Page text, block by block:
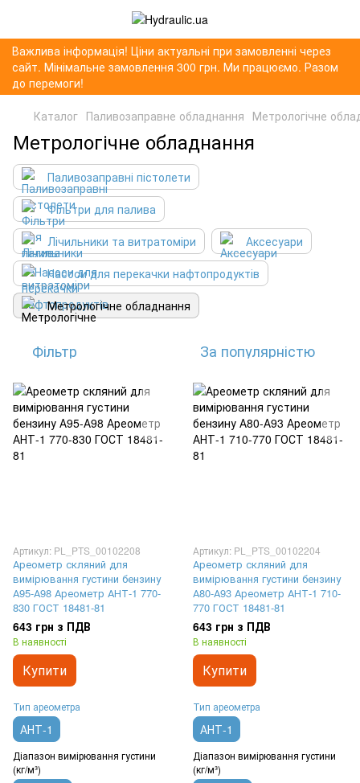
Важлива інформація! Ціни актуальні при замовленні через
сайт. Мінімальне замовлення 300 грн. Ми працюємо. Разом
до перемоги!
Каталог Паливозаправне обладнання Метрологічне
Метрологічне обладнання
Паливозаправні пістолети
Фільтри для палива
Лічильники та витратоміри
Аксесуари
Насоси для перекачки нафтопродуктів
Метрологічне обладнання
Фільтр За популярністю
Артикул: PL_PTS_00102208
Ареометр скляний для
вимірювання густини бензину
А95-А98 Ареометр АНТ-1 770-
830 ГОСТ 18481-81
643 грн з ПДВ
В наявності
Купити
Тип ареометра
АНТ-1
Діапазон вимірювання густини
(кг/м³)
Артикул: PL_PTS_00102204
Ареометр скляний для
вимірювання густини бензину
А80-А93 Ареометр АНТ-1 710-
770 ГОСТ 18481-81
643 грн з ПДВ
В наявності
Купити
Тип ареометра
АНТ-1
Діапазон вимірювання густини
(кг/м³)